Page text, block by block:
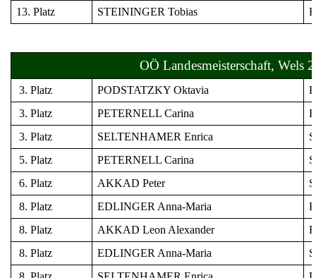
13. Platz
STEININGER Tobias
OÖ Landesmeisterschaft, Wels
3. Platz PODSTATZKY Oktavia
3. Platz
PETERNELL Carina
3. Platz
SELTENHAMER Enrica
5. Platz
PETERNELL Carina
6. Platz
AKKAD Peter
8. Platz
EDLINGER Anna-Maria
8. Platz
AKKAD Leon Alexander
8. Platz
EDLINGER Anna-Maria